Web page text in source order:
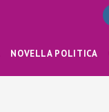
NOVELLA POLITICA